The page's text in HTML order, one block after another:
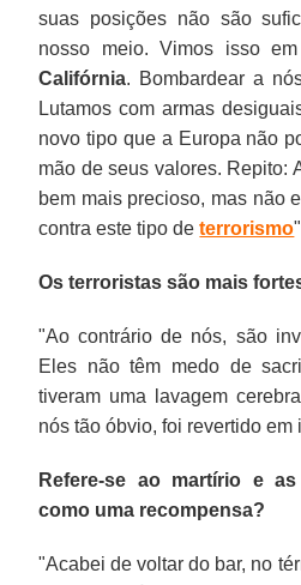
suas posições não são
nosso meio. Vimos isso em
Califórnia. Bombardear a
Lutamos com armas
novo tipo que a Europa não
mão de seus valores. Repito:
bem mais precioso, mas não
contra este tipo deterrorismo
Os terroristas são mais
"Ao contrário de nós, são
Eles não têm medo de
tiveram uma lavagem
nós tão óbvio, foi revertido em
Refere-se ao martírio e
como uma recompensa?
"Acabei de voltar do bar, no